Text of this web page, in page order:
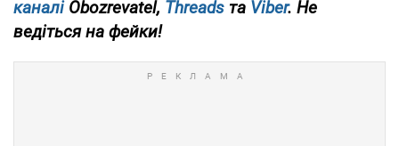
каналіObozrevatel, Threads та Viber. Не
ведіться на фейки!